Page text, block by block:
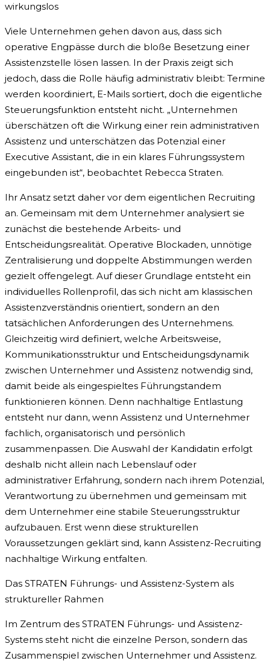
wirkungslos
Viele Unternehmen gehen davon aus, dass sich
operative Engpässe durch die bloße Besetzung einer
Assistenzstelle lösen lassen. In der Praxis zeigt sich
jedoch, dass die Rolle häufig administrativ bleibt: Termine
werden koordiniert, E-Mails sortiert, doch die eigentliche
Steuerungsfunktion entsteht nicht. „Unternehmen
überschätzen oft die Wirkung einer rein administrativen
Assistenz und unterschätzen das Potenzial einer
Executive Assistant, die in ein klares Führungssystem
eingebunden ist“, beobachtet Rebecca Straten.
Ihr Ansatz setzt daher vor dem eigentlichen Recruiting
an. Gemeinsam mit dem Unternehmer analysiert sie
zunächst die bestehende Arbeits- und
Entscheidungsrealität. Operative Blockaden, unnötige
Zentralisierung und doppelte Abstimmungen werden
gezielt offengelegt. Auf dieser Grundlage entsteht ein
individuelles Rollenprofil, das sich nicht am klassischen
Assistenzverständnis orientiert, sondern an den
tatsächlichen Anforderungen des Unternehmens.
Gleichzeitig wird definiert, welche Arbeitsweise,
Kommunikationsstruktur und Entscheidungsdynamik
zwischen Unternehmer und Assistenz notwendig sind,
damit beide als eingespieltes Führungstandem
funktionieren können. Denn nachhaltige Entlastung
entsteht nur dann, wenn Assistenz und Unternehmer
fachlich, organisatorisch und persönlich
zusammenpassen. Die Auswahl der Kandidatin erfolgt
deshalb nicht allein nach Lebenslauf oder
administrativer Erfahrung, sondern nach ihrem Potenzial,
Verantwortung zu übernehmen und gemeinsam mit
dem Unternehmer eine stabile Steuerungsstruktur
aufzubauen. Erst wenn diese strukturellen
Voraussetzungen geklärt sind, kann Assistenz-Recruiting
nachhaltige Wirkung entfalten.
Das STRATEN Führungs- und Assistenz-System als
struktureller Rahmen
Im Zentrum des STRATEN Führungs- und Assistenz-
Systems steht nicht die einzelne Person, sondern das
Zusammenspiel zwischen Unternehmer und Assistenz.